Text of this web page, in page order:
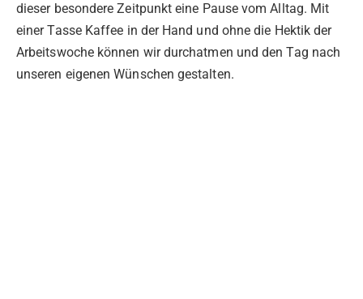
dieser besondere Zeitpunkt eine Pause vom Alltag. Mit
einer Tasse Kaffee in der Hand und ohne die Hektik der
Arbeitswoche können wir durchatmen und den Tag nach
unseren eigenen Wünschen gestalten.